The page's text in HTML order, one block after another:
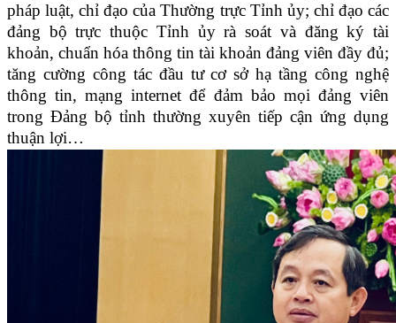
pháp luật, chỉ đạo của Thường trực Tỉnh ủy; chỉ đạo các
đảng bộ trực thuộc Tỉnh ủy rà soát và đăng ký tài
khoản, chuẩn hóa thông tin tài khoản đảng viên đầy đủ;
tăng cường công tác đầu tư cơ sở hạ tầng công nghệ
thông tin, mạng internet để đảm bảo mọi đảng viên
trong Đảng bộ tỉnh thường xuyên tiếp cận ứng dụng
thuận lợi…